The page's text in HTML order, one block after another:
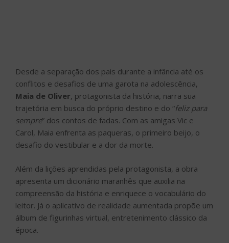
Desde a separação dos pais durante a infância até os
conflitos e desafios de uma garota na adolescência,
Maia de Oliver, protagonista da história, narra sua
trajetória em busca do próprio destino e do “feliz para
sempre” dos contos de fadas. Com as amigas Vic e
Carol, Maia enfrenta as paqueras, o primeiro beijo, o
desafio do vestibular e a dor da morte.
Além da lições aprendidas pela protagonista, a obra
apresenta um dicionário maranhês que auxilia na
compreensão da história e enriquece o vocabulário do
leitor. Já o aplicativo de realidade aumentada propõe um
álbum de figurinhas virtual, entretenimento clássico da
época.